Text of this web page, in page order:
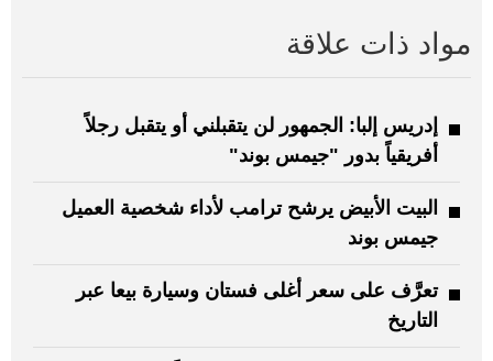
مواد ذات علاقة
إدريس إلبا: الجمهور لن يتقبلني أو يتقبل رجلاً
أفريقياً بدور "جيمس بوند"
البيت الأبيض يرشح ترامب لأداء شخصية العميل
جيمس بوند
تعرَّف على سعر أغلى فستان وسيارة بيعا عبر
التاريخ